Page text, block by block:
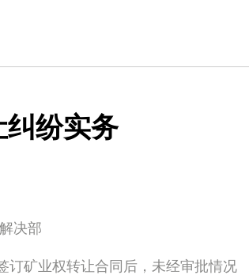
纷实务
决部
订矿业权转让合同后，未经审批情况